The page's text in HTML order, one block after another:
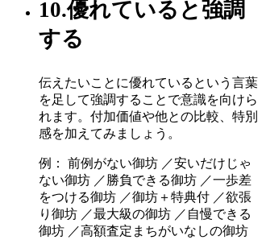
10.優れていると強調
する
伝えたいことに優れているという言葉
を足して強調することで意識を向けら
れます。付加価値や他との比較、特別
感を加えてみましょう。
例： 前例がない御坊 ／安いだけじゃ
ない御坊 ／勝負できる御坊 ／一歩差
をつける御坊 ／御坊＋特典付 ／欲張
り御坊 ／最大級の御坊 ／自慢できる
御坊 ／高額査定まちがいなしの御坊